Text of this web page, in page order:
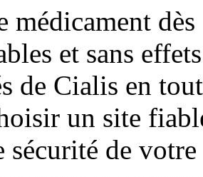
médicament
et sans
de Cialis en
un site
sécurité de